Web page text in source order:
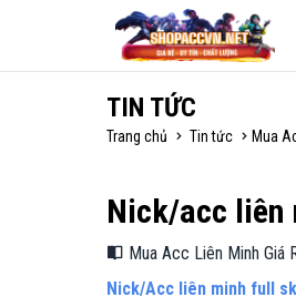
TIN TỨC
Trang chủ Tin tức Mua
Nick/acc liên
Mua Acc Liên Minh Giá
Nick/Acc liên minh full